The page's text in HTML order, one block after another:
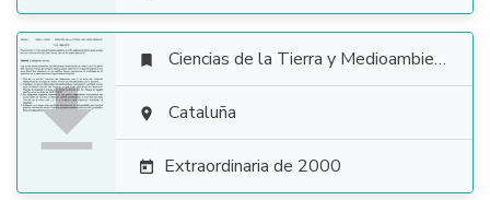

 Ciencias de la Tierra y Medioambientales
 Cataluña
 Extraordinaria de 2000